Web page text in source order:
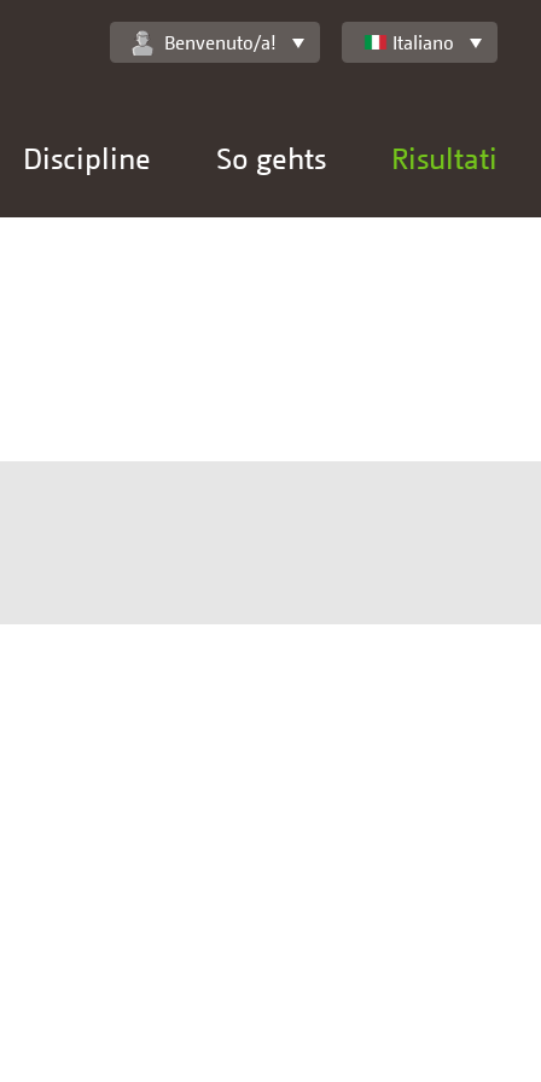
Discipline So gehts Risultati
Benvenuto/a! Italiano